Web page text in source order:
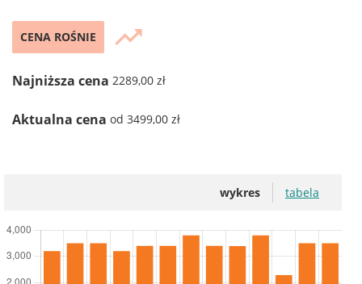
CENA ROŚNIE trending_up
Najniższa cena 2289,00 zł
Aktualna cena od 3499,00 zł
wykres tabela